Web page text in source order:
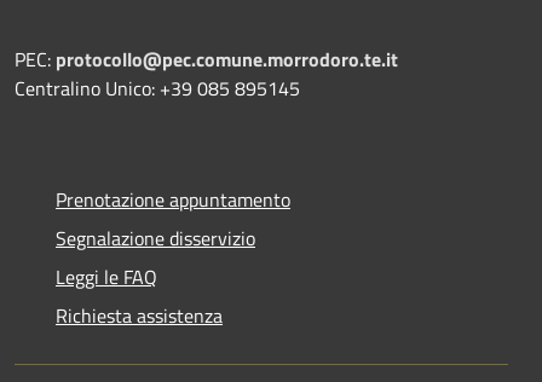
PEC: protocollo@pec.comune.morrodoro.te.it
Centralino Unico: +39 085 895145
Prenotazione appuntamento
Segnalazione disservizio
Leggi le FAQ
Richiesta assistenza